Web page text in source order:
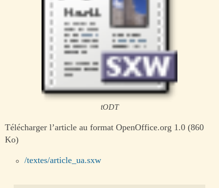
tODT
Télécharger l’article au format OpenOffice.org 1.0 (860
Ko)
/textes/article_ua.sxw